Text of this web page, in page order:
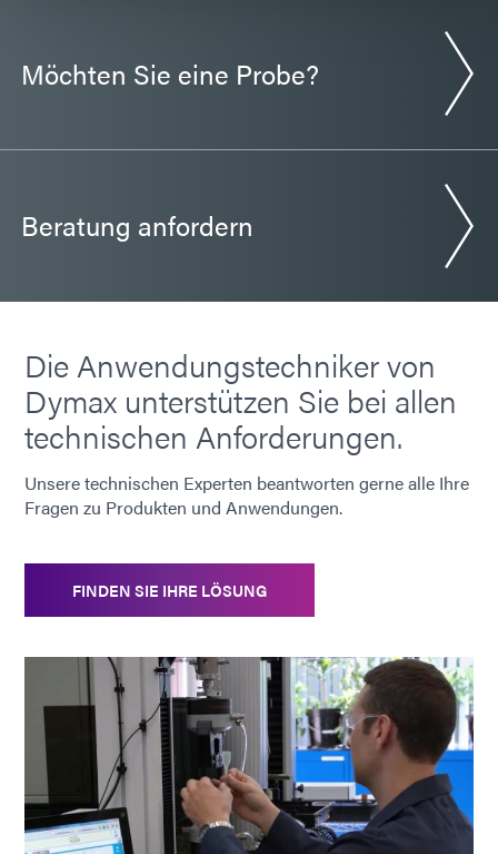
Möchten Sie eine Probe?
Beratung anfordern
Die Anwendungstechniker von
Dymax unterstützen Sie bei allen
technischen Anforderungen.
Unsere technischen Experten beantworten gerne alle Ihre
Fragen zu Produkten und Anwendungen.
FINDEN SIE IHRE LÖSUNG